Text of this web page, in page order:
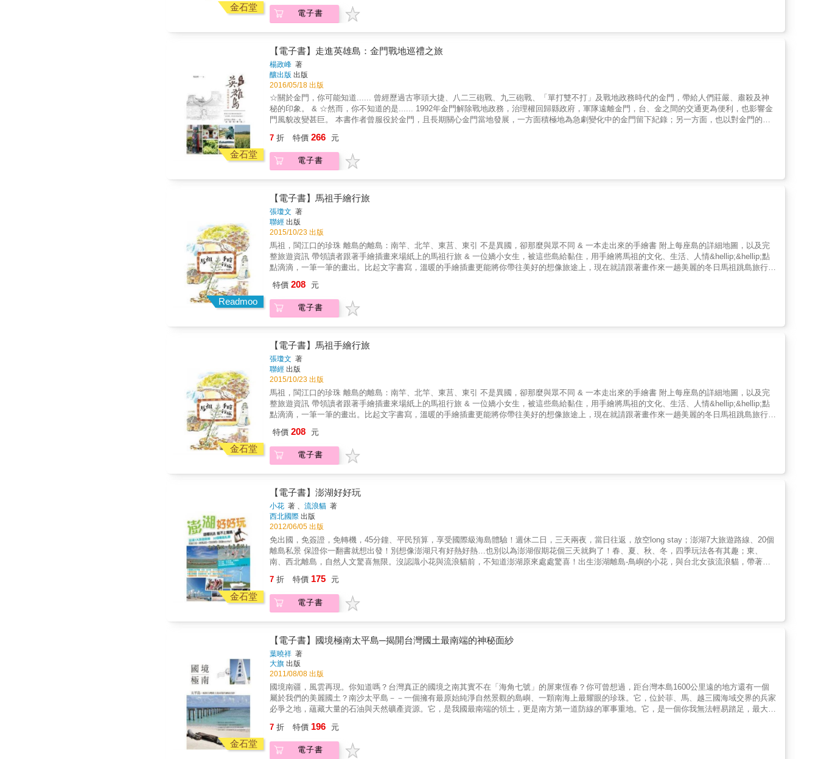
金石堂
點滴滴，與讀者分享他眼中最暖心也最美好的台灣。 透過許傑純淨的眼睛、文字與鏡頭，一一呈現在書中，翻閱時我們也忘卻世俗煩憂，重新看
見台灣島嶼的真實之美。你會進行一場絕美的紙上行旅，深刻感受你與台灣之間日常卻深情的那些吉光片羽，於是也將被觸動，開啟屬於你的離島
藍眼淚、八八坑道、阿婆的國寶級魚麵；蘭嶼草原、綠島燈塔、琉球烏鬼洞&hellip;&hellip;這些一生必去一次的絕美景致、在地好味，其實就近在
我們眼前！ 不只如此，每個島嶼的人文、歷史與傳統，更是獨具特色！你也許參與過澎湖花火節，但你可曾注意充滿陽光香氣、西衛麵線的浪花
之舞？是否踏足媲美日本阿蘇火山草千里的二崁草原？你可能知道蘭嶼東清灣是台灣迎接第一道曙光的聖地，但你可曾尋訪野銀部落，聽聽住在傳
統地下屋的達悟族人述說他們的文化與歷史？ 每一座島嶼都有自己的個性，也許充滿勇氣、樂天灑脫，也或許溫柔如水，只待你放慢腳步，用心
觀察那些離我們最近的海島之美！ 【附六離島拉頁路線圖、適遊月份推薦表，踏上許傑領路的絕美環島旅程】
電子書
金石堂
【電子書】走進英雄島：金門戰地巡禮之旅
楊政峰 著
釀出版 出版
2016/05/18 出版
☆關於金門，你可能知道...... 曾經歷過古寧頭大捷、八二三砲戰、九三砲戰、「單打雙不打」及戰地政務時代的金門，帶給人們莊嚴、肅殺及神
秘的印象。 & ☆然而，你不知道的是...... 1992年金門解除戰地政務，治理權回歸縣政府，軍隊遠離金門，台、金之間的交通更為便利，也影響金
門風貌改變甚巨。 本書作者曾服役於金門，且長期關心金門當地發展，一方面積極地為急劇變化中的金門留下紀錄；另一方面，也以對金門的
特色 ★珍貴的戰地風情& 三步一哨，五步一營 ★豐富的閩南文化& 聚落史蹟，古典樸實 ★特殊的自然景觀& 濕地遍布，水天一色 & 除了隨處可
見的戰地遺跡，你知道&hellip;&hellip; 蟛蜞菊為何被稱為「軍中之花」？ 哪裡可以吃到最地道的金門「炒泡麵」？ 成立於一甲子之前的「金門攝
影社」曾出現在哪部電影場景中？ & 曾經歷古寧頭大捷、八二三砲戰等戰事的金門， 已不再是遙遠不可觸及的「軍事重鎮」， 而是頻頻召喚旅人
7 折 特價 266 元
電子書
Readmoo
【電子書】馬祖手繪行旅
張瓊文 著
聯經 出版
2015/10/23 出版
馬祖，閩江口的珍珠 離島的離島：南竿、北竿、東莒、東引 不是異國，卻那麼與眾不同 & 一本走出來的手繪書 附上每座島的詳細地圖，以及完
整旅遊資訊 帶領讀者跟著手繪插畫來場紙上的馬祖行旅 & 一位嬌小女生，被這些島給黏住，用手繪將馬祖的文化、生活、人情&hellip;&hellip;點
點滴滴，一筆一筆的畫出。比起文字書寫，溫暖的手繪插畫更能將你帶往美好的想像旅途上，現在就請跟著畫作來一趟美麗的冬日馬祖跳島旅行
珠螺、觀音螺&hellip;&hellip;
特價 208 元
電子書
金石堂
【電子書】馬祖手繪行旅
張瓊文 著
聯經 出版
2015/10/23 出版
馬祖，閩江口的珍珠 離島的離島：南竿、北竿、東莒、東引 不是異國，卻那麼與眾不同 & 一本走出來的手繪書 附上每座島的詳細地圖，以及完
整旅遊資訊 帶領讀者跟著手繪插畫來場紙上的馬祖行旅 & 一位嬌小女生，被這些島給黏住，用手繪將馬祖的文化、生活、人情&hellip;&hellip;點
點滴滴，一筆一筆的畫出。比起文字書寫，溫暖的手繪插畫更能將你帶往美好的想像旅途上，現在就請跟著畫作來一趟美麗的冬日馬祖跳島旅行
珠螺、觀音螺&hellip;&hellip;
特價 208 元
電子書
金石堂
【電子書】澎湖好好玩
小花 著 、流浪貓 著
西北國際 出版
2012/06/05 出版
免出國，免簽證，免轉機，45分鐘、平民預算，享受國際級海島體驗！週休二日，三天兩夜，當日往返，放空long stay；澎湖7大旅遊路線、20個
離島私景 保證你一翻書就想出發！別想像澎湖只有好熱好熱…也別以為澎湖假期花個三天就夠了！春、夏、秋、冬，四季玩法各有其趣；東、
南、西北離島，自然人文驚喜無限。沒認識小花與流浪貓前，不知道澎湖原來處處驚喜！出生澎湖離島-鳥嶼的小花，與台北女孩流浪貓，帶著對
一個人不對澎湖的千變萬化讚嘆不已！雙心七美嶼、人文百年古厝、無人島戲水、海中品咖啡…熱門的、冷門的、異想不到的海島體驗，原來都在
離我們最近的澎湖。從陸、海、空登陸澎湖的交通方式，玩水、防曬的隨身必備，必吃店家、住宿民宿飯店、水上活動資訊小花與流浪貓全部不藏
私貼心推薦。這麼好玩的海島，這麼好玩的方式，保證你一玩上癮！本書特色深度水上水下遊 岐頭、員貝嶼、澎澎灘、小白沙嶼歷史文化旅 望安
7 折 特價 175 元
電子書
金石堂
【電子書】國境極南太平島─揭開台灣國土最南端的神秘面紗
葉曉祥 著
大旗 出版
2011/08/08 出版
國境南疆，風雲再現。你知道嗎？台灣真正的國境之南其實不在「海角七號」的屏東恆春？你可曾想過，距台灣本島1600公里遠的地方還有一個
屬於我們的美麗國土？南沙太平島－－一個擁有最原始純淨自然景觀的島嶼、一顆南海上最耀眼的珍珠。它，位於菲、馬、越三國海域交界的兵家
必爭之地，蘊藏大量的石油與天然礦產資源。它，是我國最南端的領土，更是南方第一道防線的軍事重地。它，是一個你我無法輕易踏足，最大最
般的樂園？或者其實是個如地獄般的惡魔島？作者以最真摯、寫實的方式，記錄在太平島半年多來的軍旅生活，透過一個大頭兵的日記讓你我能一
窺太平島的廬山真面目，翻開此書，你將進入一段充滿驚喜、讚歎和歡笑的旅程。
7 折 特價 196 元
電子書